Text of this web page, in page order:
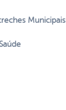
Municipais